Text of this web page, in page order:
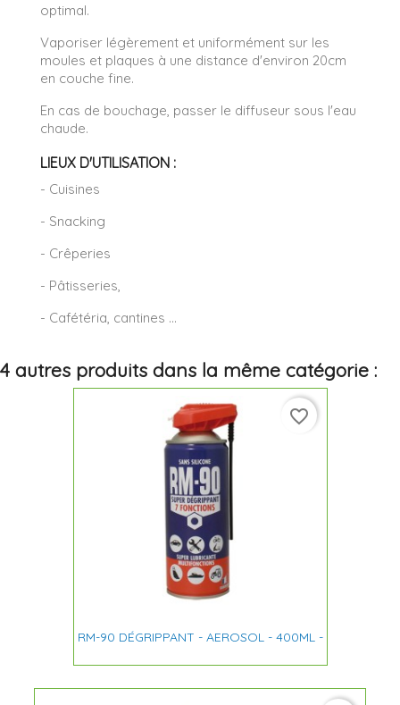
optimal.
Vaporiser légèrement et uniformément sur les
moules et plaques à une distance d'environ 20cm
en couche fine.
En cas de bouchage, passer le diffuseur sous l'eau
chaude.
LIEUX D'UTILISATION :
- Cuisines
- Snacking
- Crêperies
- Pâtisseries,
- Cafétéria, cantines ...
4 autres produits dans la même catégorie :
RM-90 DÉGRIPPANT - AEROSOL - 400ML -
favorite_border